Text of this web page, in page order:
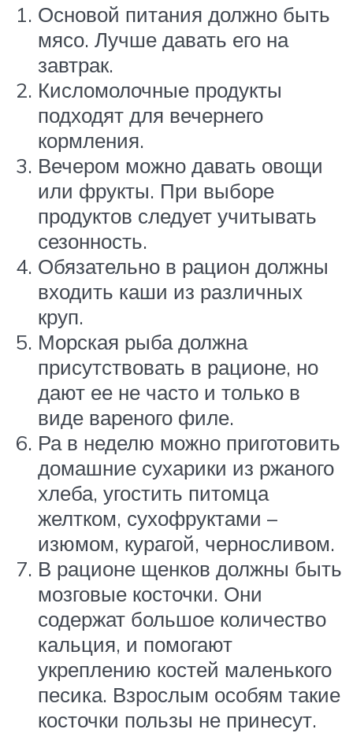
Основой питания должно быть
мясо. Лучше давать его на
завтрак.
Кисломолочные продукты
подходят для вечернего
кормления.
Вечером можно давать овощи
или фрукты. При выборе
продуктов следует учитывать
сезонность.
Обязательно в рацион должны
входить каши из различных
круп.
Морская рыба должна
присутствовать в рационе, но
дают ее не часто и только в
виде вареного филе.
Ра в неделю можно приготовить
домашние сухарики из ржаного
хлеба, угостить питомца
желтком, сухофруктами –
изюмом, курагой, черносливом.
В рационе щенков должны быть
мозговые косточки. Они
содержат большое количество
кальция, и помогают
укреплению костей маленького
песика. Взрослым особям такие
косточки пользы не принесут.